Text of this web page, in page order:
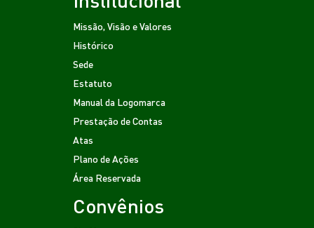
Missão, Visão e Valores
Histórico
Sede
Estatuto
Manual da Logomarca
Prestação de Contas
Atas
Plano de Ações
Área Reservada
Convênios